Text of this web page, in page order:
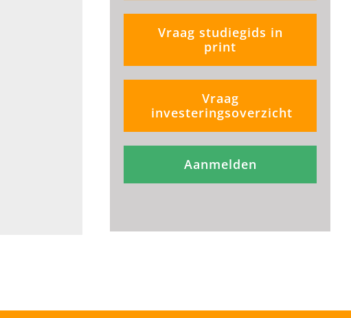
Vraag studiegids in
print
Vraag
investeringsoverzicht
Aanmelden